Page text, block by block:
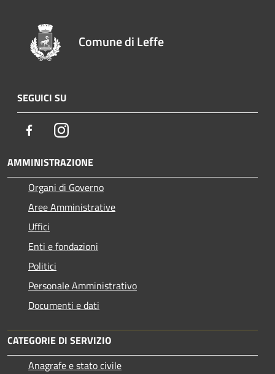
Comune di Leffe
SEGUICI SU
FacebookInstagram
AMMINISTRAZIONE
Organi di Governo
Aree Amministrative
Uffici
Enti e fondazioni
Politici
Personale Amministrativo
Documenti e dati
CATEGORIE DI SERVIZIO
Anagrafe e stato civile